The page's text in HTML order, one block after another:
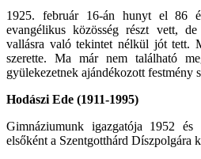
1925. február 16-án hunyt el 86
evangélikus közösség részt vett,
vallásra való tekintet nélkül jót tett.
szerette. Ma már nem található
gyülekezetnek ajándékozott festmény
Hodászi Ede (1911-1995)
Gimnáziumunk igazgatója 1952
elsőként a Szentgotthárd Díszpolgára